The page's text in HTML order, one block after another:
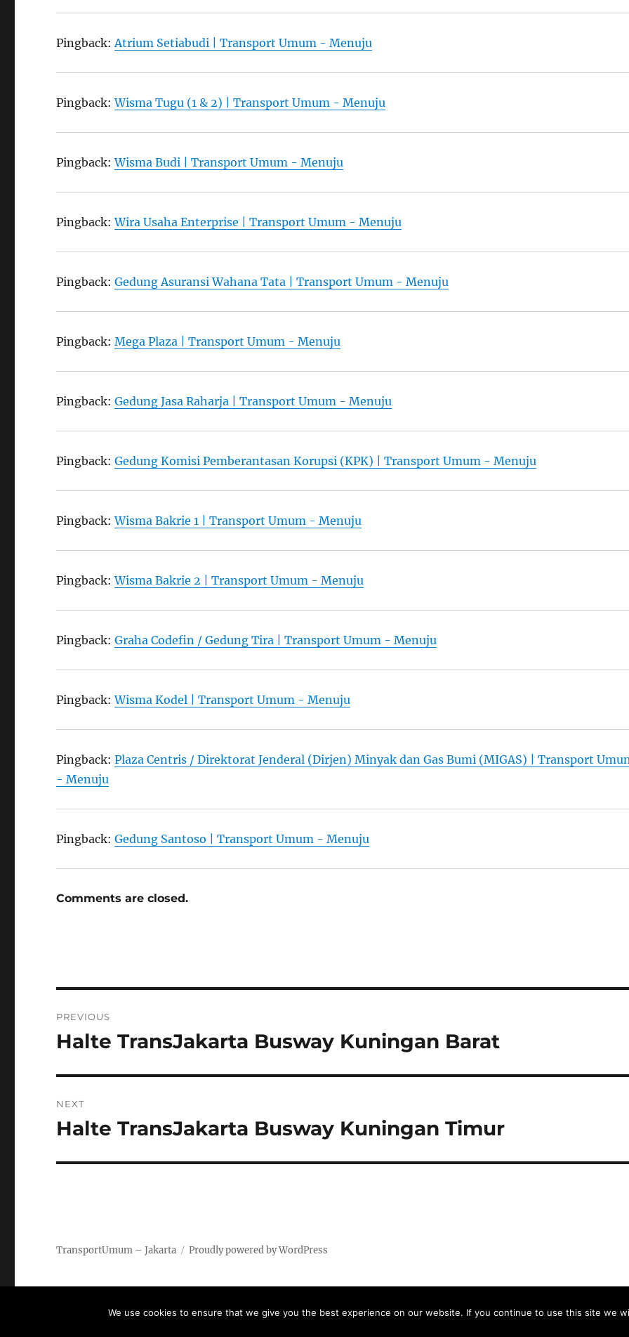
Pingback:Atrium Setiabudi | Transport Umum - Menuju
Pingback:Wisma Tugu (1 & 2) | Transport Umum - Menuju
Pingback:Wisma Budi | Transport Umum - Menuju
Pingback:Wira Usaha Enterprise | Transport Umum - Menuju
Pingback:Gedung Asuransi Wahana Tata | Transport Umum - Menuju
Pingback:Mega Plaza | Transport Umum - Menuju
Pingback:Gedung Jasa Raharja | Transport Umum - Menuju
Pingback:Gedung Komisi Pemberantasan Korupsi (KPK) | Transport Umum - Menuju
Pingback:Wisma Bakrie 1 | Transport Umum - Menuju
Pingback:Wisma Bakrie 2 | Transport Umum - Menuju
Pingback:Graha Codefin / Gedung Tira | Transport Umum - Menuju
Pingback:Wisma Kodel | Transport Umum - Menuju
Pingback:Plaza Centris / Direktorat Jenderal (Dirjen) Minyak dan Gas Bumi (MIGAS) | Transport
- Menuju
Pingback:Gedung Santoso | Transport Umum - Menuju
Comments are closed.
navigation
PREVIOUS
Previous
Halte TransJakarta Busway Kuningan Barat
NEXT
Next
Halte TransJakarta Busway Kuningan Timur
TransportUmum – Jakarta Proudly powered by WordPress
We use cookies to ensure that we give you the best experience on our website. If you continue to use this site we